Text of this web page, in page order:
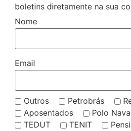
boletins diretamente na sua
Nome
Email
Outros Petrobrás
Aposentados
Polo
TEDUT
TENIT